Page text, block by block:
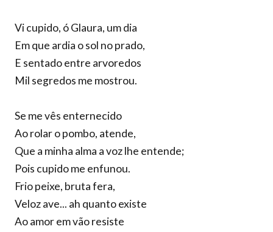
Vi cupido, ó Glaura, um dia
Em que ardia o sol no prado,
E sentado entre arvoredos
Mil segredos me mostrou.
Se me vês enternecido
Ao rolar o pombo, atende,
Que a minha alma a voz lhe entende;
Pois cupido me enfunou.
Frio peixe, bruta fera,
Veloz ave... ah quanto existe
Ao amor em vão resiste